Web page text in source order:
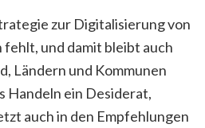
zur Digitalisierung von
und damit bleibt auch
Ländern und Kommunen
Handeln ein Desiderat,
auch in den Empfehlungen